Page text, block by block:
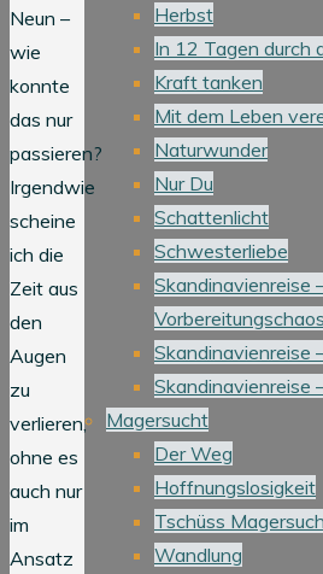
Herbst
In 12 Tagen durch
Kraft tanken
Mit dem Leben
Naturwunder
Nur Du
Schattenlicht
Schwesterliebe
Skandinavienreise
Vorbereitungschaos
Skandinavienreise
Skandinavienreise
Magersucht
Der Weg
Hoffnungslosigkeit
Tschüss
Wandlung
Neun –
wie
konnte
das nur
passieren?
Irgendwie
scheine
ich die
Zeit aus
den
Augen
zu
verlieren,
ohne es
auch nur
im
Ansatz